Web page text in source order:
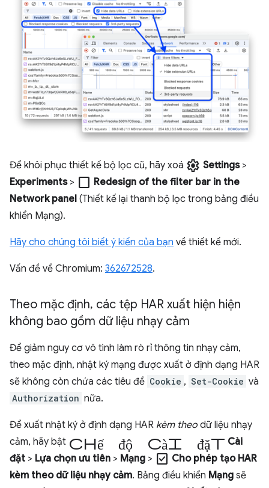
Để khôi phục thiết kế bộ lọc cũ, hãy xoá settings Settings>
Experiments> check_box_outline_blank Redesign of the filter bar in the
Network panel (Thiết kế lại thanh bộ lọc trong bảng điều
khiển Mạng).
Hãy cho chúng tôi biết ý kiến của bạn về thiết kế mới.
Vấn đề về Chromium: 362672528.
Theo mặc định, các tệp HAR xuất hiện hiện
không bao gồm dữ liệu nhạy cảm
Để giảm nguy cơ vô tình làm rò rỉ thông tin nhạy cảm,
theo mặc định, nhật ký mạng được xuất ở định dạng HAR
sẽ không còn chứa các tiêu đề Cookie , Set-Cookie và
Authorization nữa.
Để xuất nhật ký ở định dạng HAR kèm theo dữ liệu nhạy
cảm, hãy bật chế độ cài đặt Cài
đặt > Lựa chọn ưu tiên > Mạng > check_box Cho phép tạo HAR
kèm theo dữ liệu nhạy cảm. Bảng điều khiển Mạng sẽ